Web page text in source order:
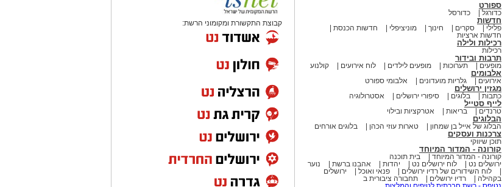
ספורט
כדורגל כדורסל
חדשות
פלילי סקרים חינוך מוניציפלי
חדשות הכנסת
חדשות ארציות
רכילות ולילה
רכילות
תרבות ובידור
מופעים תערוכות מופעים לילדים לוח אירועים קולנוע
אלבומים
אירועים גלריות מועדונים אלבומי ספורט
מגזין ירושלים
כתבות בלוגים סיפורי ירושלים אסטרולוגיה
לייף סטייל
טרנדים בריאות אטרקציות ובילוי
הבלוגים
הבלוג של אייל בן שמחון טארות עוזי הכהן בלוגים אורחים
צרכנות ועסקים
תוכן שיווקי
קורונה - המדור המיוחד
קורונה - המדור המיוחד
בית תוכנה
ירושלים נט
לוח ירושלים נט יהדות אהבנו ברשת
נוער
לוח השידורים של רדיו ירושלים
פנאי ואוכל
ירושלים
בקהילה
רדיו ירושלים
תחבורה ציבורית ב
קבוצת התקשורת ומקומוני הרשת: